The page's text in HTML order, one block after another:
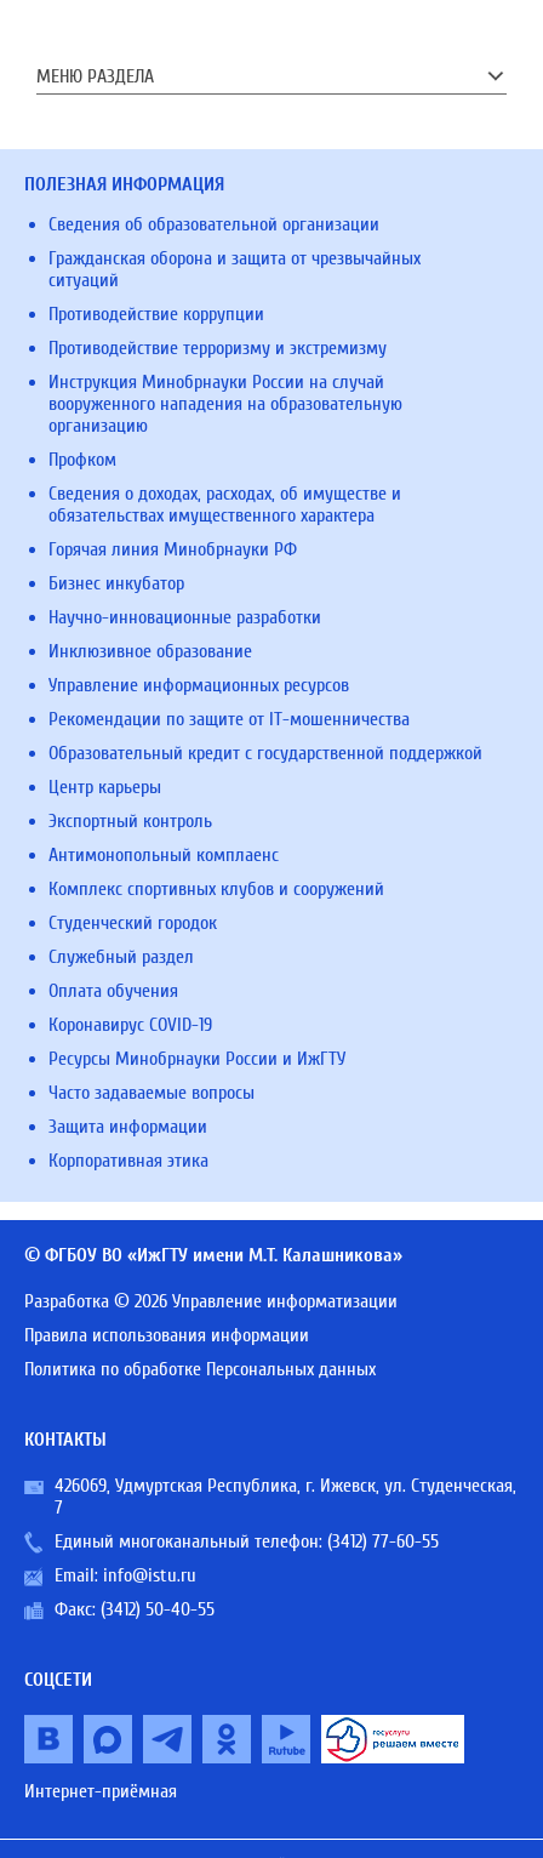
МЕНЮ РАЗДЕЛА
ПОЛЕЗНАЯ ИНФОРМАЦИЯ
Сведения об образовательной организации
Гражданская оборона и защита от чрезвычайных
ситуаций
Противодействие коррупции
Противодействие терроризму и экстремизму
Инструкция Минобрнауки России на случай
вооруженного нападения на образовательную
организацию
Профком
Сведения о доходах, расходах, об имуществе и
обязательствах имущественного характера
Горячая линия Минобрнауки РФ
Бизнес инкубатор
Научно-инновационные разработки
Инклюзивное образование
Управление информационных ресурсов
Рекомендации по защите от IT-мошенничества
Образовательный кредит с государственной поддержкой
Центр карьеры
Экспортный контроль
Антимонопольный комплаенс
Комплекс спортивных клубов и сооружений
Студенческий городок
Служебный раздел
Оплата обучения
Коронавирус COVID-19
Ресурсы Минобрнауки России и ИжГТУ
Часто задаваемые вопросы
Защита информации
Корпоративная этика
© ФГБОУ ВО «ИжГТУ имени М.Т. Калашникова»
Разработка © 2026 Управление информатизации
Правила использования информации
Политика по обработке Персональных данных
КОНТАКТЫ
426069, Удмуртская Республика, г. Ижевск, ул. Студенческая,
7
Единый многоканальный телефон: (3412) 77-60-55
Email: info@istu.ru
Факс: (3412) 50-40-55
СОЦСЕТИ
Интернет-приёмная